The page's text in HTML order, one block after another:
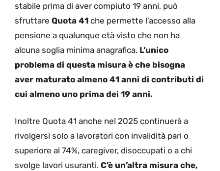
stabile prima di aver compiuto 19 anni, può
sfruttare Quota 41 che permette l’accesso alla
pensione a qualunque età visto che non ha
alcuna soglia minima anagrafica. L’unico
problema di questa misura è che bisogna
aver maturato almeno 41 anni di contributi di
cui almeno uno prima dei 19 anni.
Inoltre Quota 41 anche nel 2025 continuerà a
rivolgersi solo a lavoratori con invalidità pari o
superiore al 74%, caregiver, disoccupati o a chi
svolge lavori usuranti. C’è un’altra misura che,